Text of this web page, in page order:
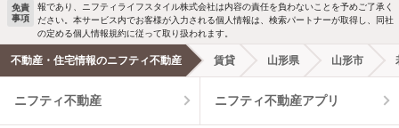
洗濯機置場あり 独立洗面台
エアコンあり 都市ガス
温水洗浄便座 オートロック
免責
事項
報であり、ニフティライフスタイル株式会社は内容の責任を負わないことを予めご了承く
ださい。本サービス内でお客様が入力される個人情報は、検索パートナーが取得し、同社
の定める個人情報規約に従って取り扱われます。
不動産・住宅情報のニフティ不動産 賃貸 山形県 山形市
ニフティ不動産 ニフティ不動産アプリ